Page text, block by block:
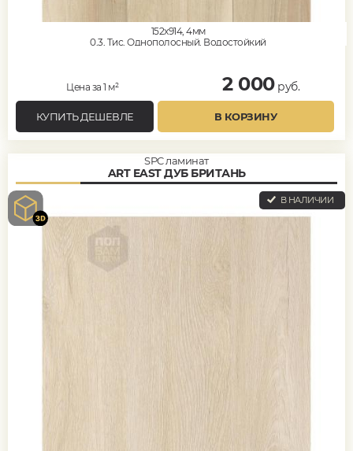
152x914, 4мм
0,3, Тис, Однополосный, Водостойкий
Цена за 1 м² 2 000руб.
КУПИТЬ ДЕШЕВЛЕ В КОРЗИНУ
SPC ламинат
ART EAST ДУБ БРИТАНЬ
В НАЛИЧИИ